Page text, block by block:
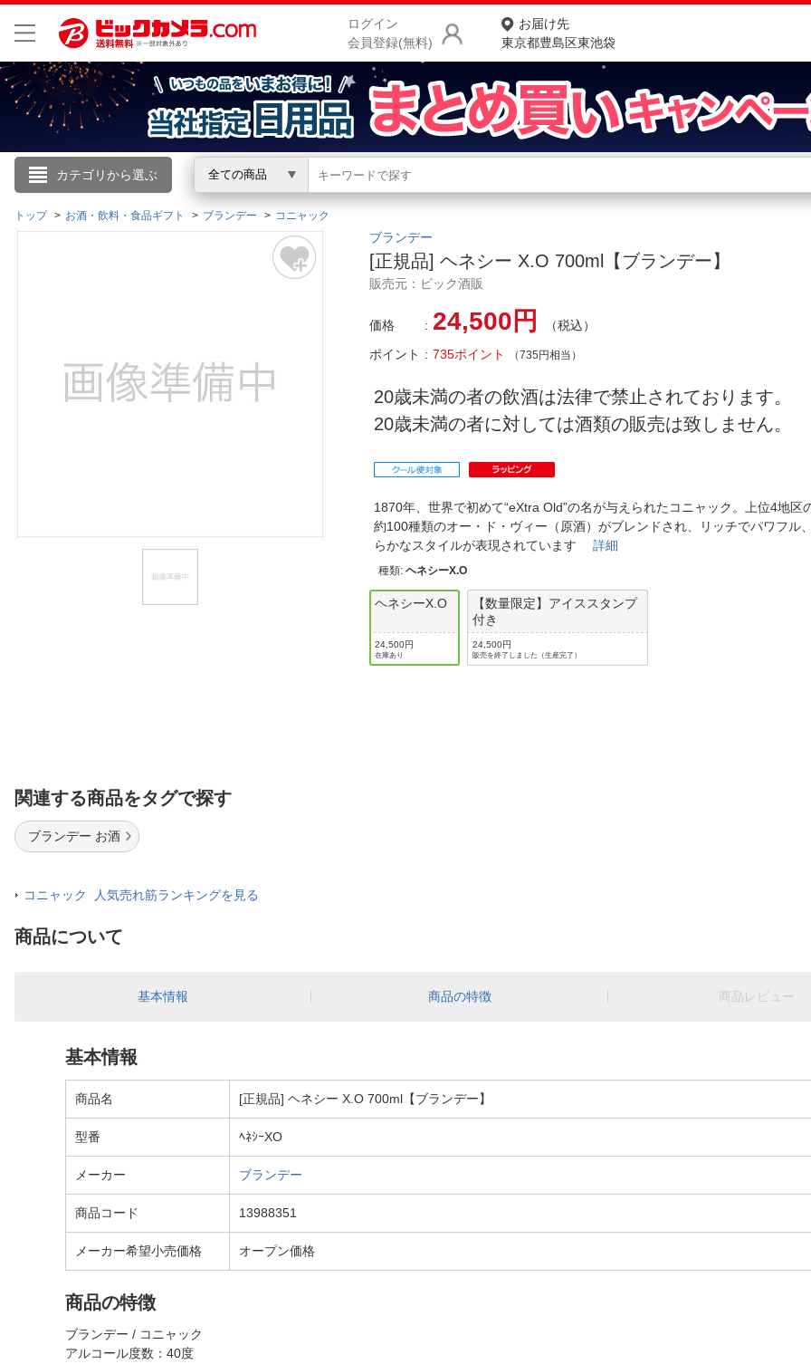
ログイン
会員登録(無料)
お届け先
東京都豊島区東池袋
カテゴリから選ぶ 全ての商品
こんにちは
ログイン
閲覧履歴
商品をさがす
ランキングからさがす
お客様サポート
よくある質問・お問合せ
トップ お酒・飲料・食品ギフト ブランデー コニャック
ブランデー
[正規品] ヘネシー X.O 700ml【ブランデー】
販売元：ビック酒販
価格 24,500円
（税込）
ポイント
735ポイント （735円相当）
20歳未満の者の飲酒は法律で禁止されております。
20歳未満の者に対しては酒類の販売は致しません。
1870年、世界で初めて“eXtra Old”の名が与えられたコニャック。上位4地区
約100種類のオー・ド・ヴィー（原酒）がブレンドされ、リッチでパワフル
らかなスタイルが表現されています詳細
種類:ヘネシーX.O
ヘネシーX.O
24,500円
在庫あり
【数量限定】アイススタンプ
付き
24,500円
販売を終了しました（生産完了）
関連する商品をタグで探す
ブランデー お酒
コニャック 人気売れ筋ランキングを見る
商品について
基本情報 商品の特徴 商品レビュー
基本情報
商品名 [正規品] ヘネシー X.O 700ml【ブランデー】
型番 ﾍﾈｼｰXO
メーカー ブランデー
商品コード 13988351
メーカー希望小売価格 オープン価格
商品の特徴
ブランデー / コニャック
アルコール度数：40度